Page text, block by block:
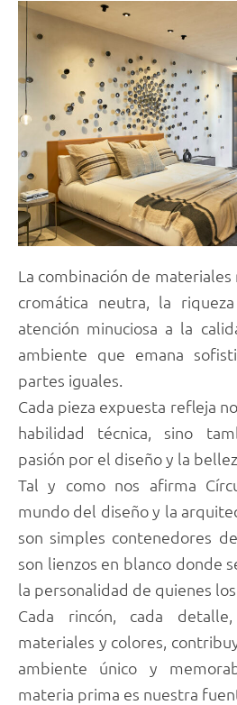
La combinación de
cromática neutra, la
atención minuciosa a la
ambiente que emana
partes iguales.
Cada pieza expuesta refleja
habilidad técnica, sino
pasión por el diseño y la
Tal y como nos afirma
mundo del diseño y la
son simples contenedores
son lienzos en blanco donde
la personalidad de quienes
Cada rincón, cada
materiales y colores,
ambiente único y
materia prima es nuestra